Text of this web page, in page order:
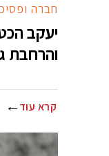
חברה
יעקב
והרחבת
קרא עוד